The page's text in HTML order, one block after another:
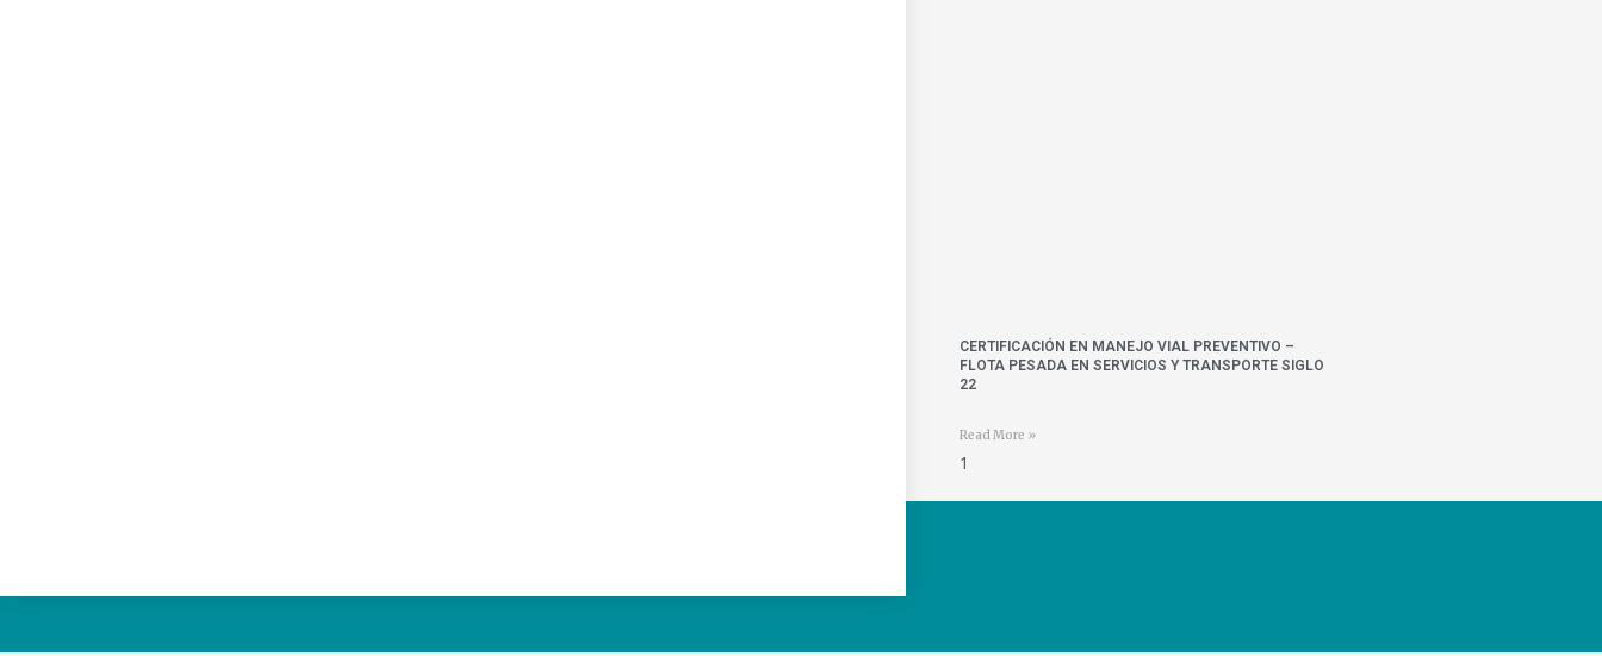
CERTIFICACIÓN EN MANEJO VIAL PREVENTIVO –
FLOTA PESADA EN SERVICIOS Y TRANSPORTE SIGLO
22
Read More »